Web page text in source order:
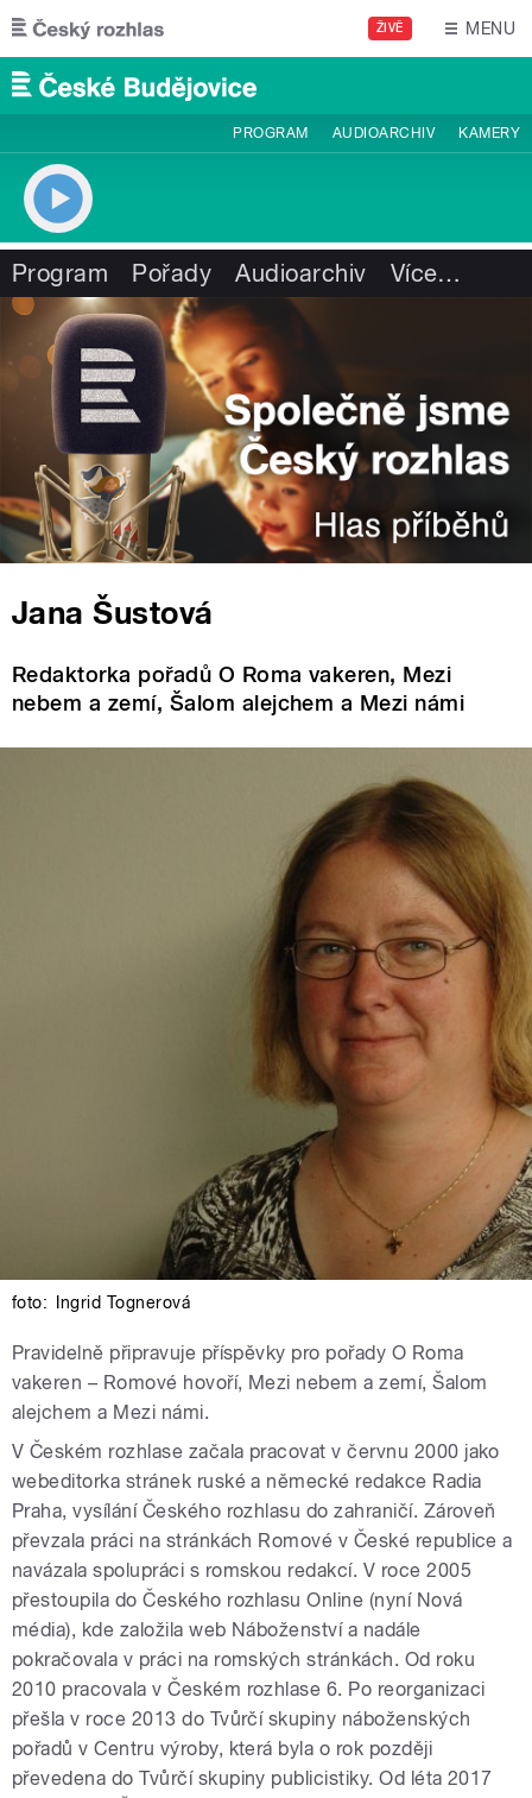
Přejít k hlavnímu obsahu
ŽIVĚ MENU
PROGRAM AUDIOARCHIV KAMERY
Program Pořady Audioarchiv Více…
Jana Šustová
Redaktorka pořadů O Roma vakeren, Mezi
nebem a zemí, Šalom alejchem a Mezi námi
foto: Ingrid Tognerová
Pravidelně připravuje příspěvky pro pořady O Roma
vakeren – Romové hovoří, Mezi nebem a zemí, Šalom
alejchem a Mezi námi.
V Českém rozhlase začala pracovat v červnu 2000 jako
webeditorka stránek ruské a německé redakce Radia
Praha, vysílání Českého rozhlasu do zahraničí. Zároveň
převzala práci na stránkách Romové v České republice a
navázala spolupráci s romskou redakcí. V roce 2005
přestoupila do Českého rozhlasu Online (nyní Nová
média), kde založila web Náboženství a nadále
pokračovala v práci na romských stránkách. Od roku
2010 pracovala v Českém rozhlase 6. Po reorganizaci
přešla v roce 2013 do Tvůrčí skupiny náboženských
pořadů v Centru výroby, která byla o rok později
převedena do Tvůrčí skupiny publicistiky. Od léta 2017